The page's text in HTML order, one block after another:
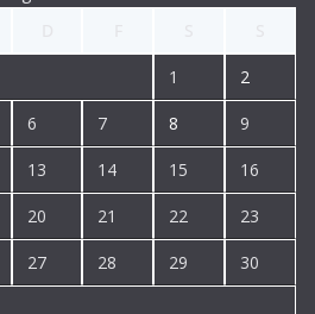
1 2
6 7 8 9
13 14 15 16
20 21 22 23
27 28 29 30